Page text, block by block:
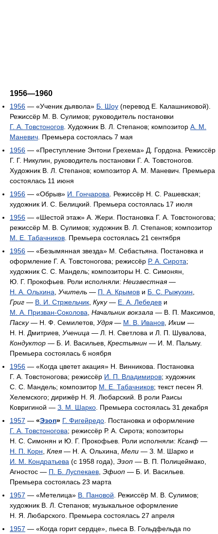
1956—1960
1956 — «Ученик дьявола» Б. Шоу (перевод Е. Калашниковой).
Режиссёр М. В. Сулимов; руководитель постановки
Г. А. Товстоногов . Художник В. Л. Степанов; композитор A. M.
Маневич . Премьера состоялась 7 мая
1956 — «Преступление Энтони Грехема» Д. Гордона. Режиссёр
Г. Г. Никулин, руководитель постановки Г. А. Товстоногов.
Художник В. Л. Степанов; композитор А. М. Маневич. Премьера
состоялась 11 июня
1956 — «Обрыв» И. Гончарова . Режиссёр Н. С. Рашевская;
художник И. С. Белицкий. Премьера состоялась 17 июля
1956 — «Шестой этаж» А. Жери. Постановка Г. А. Товстоногова;
режиссёр М. В. Сулимов; художник В. Л. Степанов; композитор
М. Е. Табачников . Премьера состоялась 21 сентября
1956 — «Безымянная звезда» М. Себастьяна. Постановка и
оформление Г. А. Товстоногова; режиссёр Р. А. Сирота;
художник С. С. Мандель; композиторы Н. С. Симонян,
Ю. Г. Прокофьев. Роли исполняли: Неизвестная—
Н. А. Ольхина Учитель — П. А. Крымов и Б. С. Рыжухин
Григ — В. И. Стржельчик Куку— Е. А. Лебедев и
М. А. Призван-Соколова Начальник вокзала — В. П. Максимов,
Паску— Н. Ф. Семилетов, Удря— М. В. Иванов Иким —
Н. Н. Дмитриев, Ученица — Л. Н. Светлова и Л. П. Шувалова,
Кондуктор — Б. И. Васильев, Крестьянин — И. М. Пальму.
Премьера состоялась 6 ноября
1956 — «Когда цветет акация» Н. Винникова. Постановка
Г. А. Товстоногова; режиссёр И. П. Владимиров; художник
С. С. Мандель; композитор М. Е. Табачников; текст песен Я.
Хелемского; дирижёр Н. Я. Любарский. В роли Раисы
Ковригиной — З. М. Шарко . Премьера состоялась 31 декабря
1957 — «Эзоп» Г. Фигейредо . Постановка и оформление
Г. А. Товстоногова; режиссёр Р. А. Сирота; копозиторы
Н. С. Симонян и Ю. Г. Прокофьев. Роли исполняли: Ксанф —
Н. П. Корн Клея— Н. А. Ольхина, Мели — З. М. Шарко и
И. М. Кондратьева (с 1958 года), Эзоп — В. П. Полицеймако,
Агностос — П. Б. Луспекаев Эфиоп — Б. И. Васильев.
Премьера состоялась 23 марта
1957 — «Метелица» В. Пановой . Режиссёр М. В. Сулимов;
художник В. Л. Степанов; музыкальное оформление
Н. Я. Любарского. Премьера состоялась 27 апреля
1957 — «Когда горит сердце», пьеса В. Гольдфельда по